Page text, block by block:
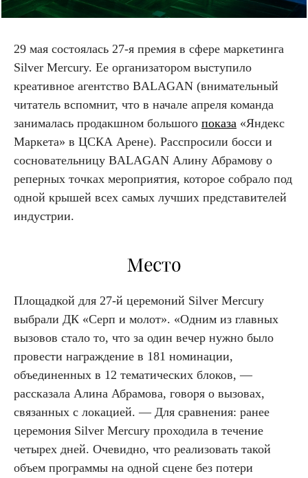
29 мая состоялась 27-я премия в сфере маркетинга
Silver Mercury. Ее организатором выступило
креативное агентство BALAGAN (внимательный
читатель вспомнит, что в начале апреля команда
занималась продакшном большого показа «Яндекс
Маркета» в ЦСКА Арене). Расспросили босси и
сосновательницу BALAGAN Алину Абрамову о
реперных точках мероприятия, которое собрало под
одной крышей всех самых лучших представителей
индустрии.
Место
Площадкой для 27-й церемоний Silver Mercury
выбрали ДК «Серп и молот». «Одним из главных
вызовов стало то, что за один вечер нужно было
провести награждение в 181 номинации,
объединенных в 12 тематических блоков, —
рассказала Алина Абрамова, говоря о вызовах,
связанных с локацией. — Для сравнения: ранее
церемония Silver Mercury проходила в течение
четырех дней. Очевидно, что реализовать такой
объем программы на одной сцене без потери